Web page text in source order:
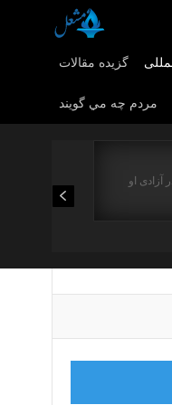
گزیده مقالات
مردم چه مي گويند
آزادی او